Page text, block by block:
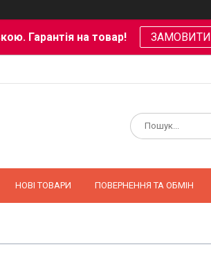
Гарантія на товар! ЗАМОВИТИ
НОВІ ТОВАРИ ПОВЕРНЕННЯ ТА ОБМІН